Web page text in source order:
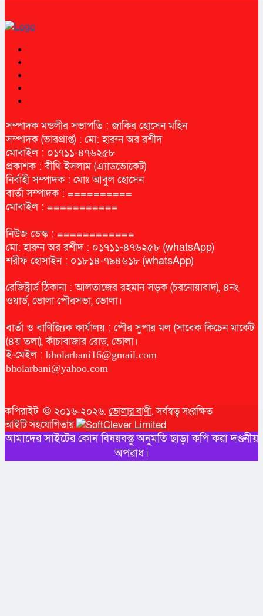
সম্পাদক মন্ডলীর সভাপতি : জাকির হোসেন মহিন
সম্পাদক (ভারপ্রাপ্ত) : মো: হারুন অর রশীদ
মোবাইল : ০১৭১১-৪৭৬২৫৮
প্রকাশক : বীথি ইসলাম (এ্যাডভোকেট)
নির্বাহী সম্পাদক : মোঃ আবুল হোসেন
বার্তা সম্পাদক : ==========
মোবাইল : ===========
নিউজ ডেস্ক : ============
মো: হারুন অর রশীদ : ০১৭১১-৪৭৬২৫৮ (whatsApp)
শরীফ হোসাইন : ০১৮১৪-৭৯৪৬১৮ (whatsApp)
রেজিষ্ট্রার্ড ঠিকানা : আলতাজের রহমান সড়ক (চরনোয়াবাদ), ৪নং
ওয়ার্ড, ভোলা পৌরসভা, ভোলা।
বার্তা ও বাণিজ্যিক কার্যালয় : পৌর সুপার মল (সাবেক কিচেন মার্কেট
(৪য় তলা), কাঁচাবাজার রোড, ভোলা।
ই-মেইল : bholarbani16@gmail.com
bholarbani@yahoo.com
কপিরাইট © ২০১৬-২০২৬. ভোলার বাণী. সর্বস্বত্ব সংরক্ষিত
আইটি সহযোগিতায়
আমাদের সাইটের কোন বিষয়বস্তু অনুমতি ছাড়া কপি করা দণ্ডনীয়
অপরাধ।